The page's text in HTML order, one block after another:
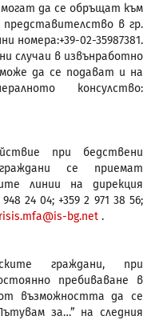
да се обръщат към
представителство в гр.
номера:+39-02-35987381.
случаи в извънработно
може да се подават и на
консулство:
при бедствени
се приемат
линии на дирекция
24 04; +359 2 971 38 56;
bg.net .
граждани, при
пребиваване в
възможността да се
за…” на следния